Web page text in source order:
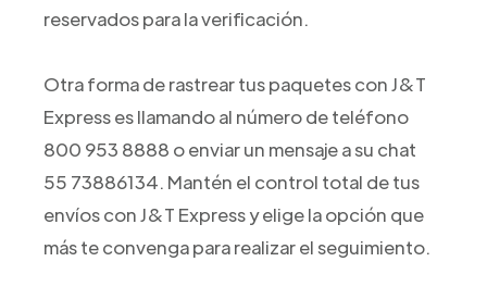
reservados para la verificación.
Otra forma de rastrear tus paquetes con J&T
Express es llamando al número de teléfono
800 953 8888 o enviar un mensaje a su chat
55 73886134. Mantén el control total de tus
envíos con J&T Express y elige la opción que
más te convenga para realizar el seguimiento.